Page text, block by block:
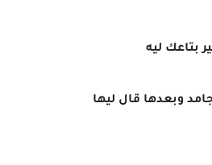
بتاعك ليه
وبعدها قال ليها